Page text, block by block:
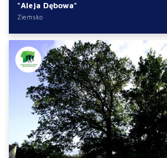
"Aleja Dębowa"
Ziemsko